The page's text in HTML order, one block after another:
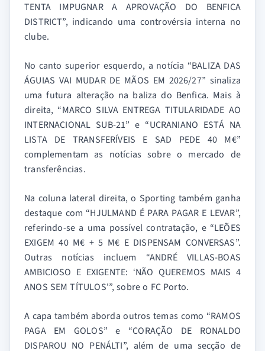
TENTA IMPUGNAR A APROVAÇÃO DO BENFICA
DISTRICT”, indicando uma controvérsia interna no
clube.
No canto superior esquerdo, a notícia “BALIZA DAS
ÁGUIAS VAI MUDAR DE MÃOS EM 2026/27” sinaliza
uma futura alteração na baliza do Benfica. Mais à
direita, “MARCO SILVA ENTREGA TITULARIDADE AO
INTERNACIONAL SUB-21” e “UCRANIANO ESTÁ NA
LISTA DE TRANSFERÍVEIS E SAD PEDE 40 M€”
complementam as notícias sobre o mercado de
transferências.
Na coluna lateral direita, o Sporting também ganha
destaque com “HJULMAND É PARA PAGAR E LEVAR”,
referindo-se a uma possível contratação, e “LEÕES
EXIGEM 40 M€ + 5 M€ E DISPENSAM CONVERSAS”.
Outras notícias incluem “ANDRÉ VILLAS-BOAS
AMBICIOSO E EXIGENTE: ‘NÃO QUEREMOS MAIS 4
ANOS SEM TÍTULOS'”, sobre o FC Porto.
A capa também aborda outros temas como “RAMOS
PAGA EM GOLOS” e “CORAÇÃO DE RONALDO
DISPAROU NO PENÁLTI”, além de uma secção de